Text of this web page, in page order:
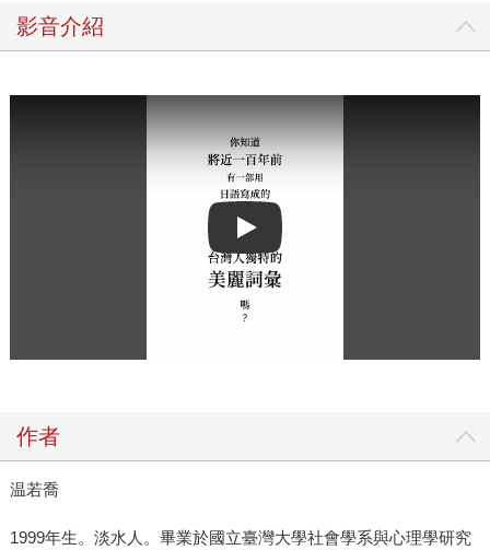
影音介紹
Play video
作者
温若喬
1999年生。淡水人。畢業於國立臺灣大學社會學系與心理學研究